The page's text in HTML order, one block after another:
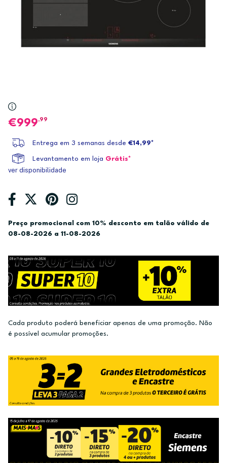
999,99
Entrega em 3 semanas desde €14,99*
Levantamento em loja Grátis*
ver disponibilidade
Preço promocional com 10% desconto em talão válido de
08-08-2026 a 11-08-2026
Cada produto poderá beneficiar apenas de uma promoção. Não
é possível acumular promoções.